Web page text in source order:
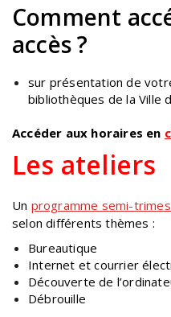
Comment
accès ?
sur présentation de
bibliothèques de la Ville
Accéder aux horaires en
Les ateliers
Un programme semi-
selon différents thèmes :
Bureautique
Internet et courrier
Découverte de
Débrouille